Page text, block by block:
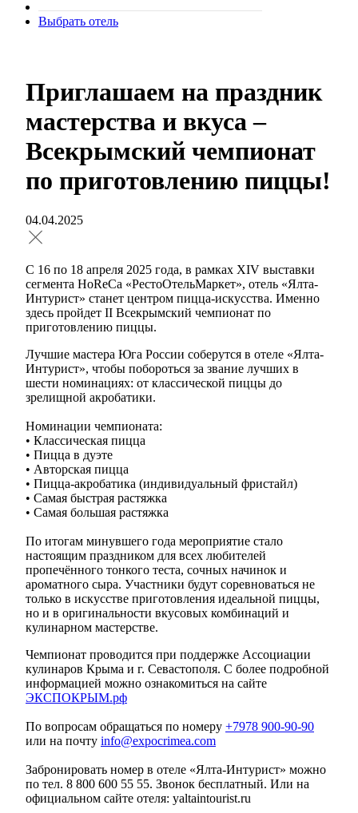
Выбрать отель
Приглашаем на праздник
мастерства и вкуса –
Всекрымский чемпионат
по приготовлению пиццы!
04.04.2025
С 16 по 18 апреля 2025 года, в рамках XIV выставки
сегмента HoReCa «РестоОтельМаркет», отель «Ялта-
Интурист» станет центром пицца-искусства. Именно
здесь пройдет II Всекрымский чемпионат по
приготовлению пиццы.
Лучшие мастера Юга России соберутся в отеле «Ялта-
Интурист», чтобы побороться за звание лучших в
шести номинациях: от классической пиццы до
зрелищной акробатики.
Номинации чемпионата:
• Классическая пицца
• Пицца в дуэте
• Авторская пицца
• Пицца-акробатика (индивидуальный фристайл)
• Самая быстрая растяжка
• Самая большая растяжка
По итогам минувшего года мероприятие стало
настоящим праздником для всех любителей
пропечённого тонкого теста, сочных начинок и
ароматного сыра. Участники будут соревноваться не
только в искусстве приготовления идеальной пиццы,
но и в оригинальности вкусовых комбинаций и
кулинарном мастерстве.
Чемпионат проводится при поддержке Ассоциации
кулинаров Крыма и г. Севастополя. С более подробной
информацией можно ознакомиться на сайте
ЭКСПОКРЫМ.рф
По вопросам обращаться по номеру +7978 900-90-90
или на почту info@expocrimea.com
Забронировать номер в отеле «Ялта-Интурист» можно
по тел. 8 800 600 55 55. Звонок бесплатный. Или на
официальном сайте отеля: yaltaintourist.ru